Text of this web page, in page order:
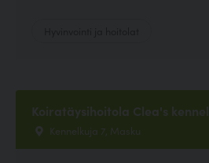
Koiratäysihoitola Clea's kennel
Kennelkuja 7, Masku